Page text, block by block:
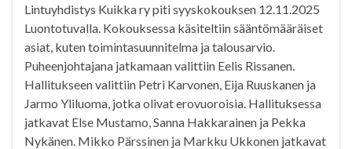
Lintuyhdistys Kuikka ry piti syyskokouksen 12.11.2025
Luontotuvalla. Kokouksessa käsiteltiin sääntömääräiset
asiat, kuten toimintasuunnitelma ja talousarvio.
Puheenjohtajana jatkamaan valittiin Eelis Rissanen.
Hallitukseen valittiin Petri Karvonen, Eija Ruuskanen ja
Jarmo Yliluoma, jotka olivat erovuoroisia. Hallituksessa
jatkavat Else Mustamo, Sanna Hakkarainen ja Pekka
Nykänen. Mikko Pärssinen ja Markku Ukkonen jatkavat